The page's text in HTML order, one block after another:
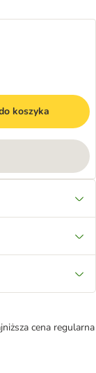
koszyka
cena regularna